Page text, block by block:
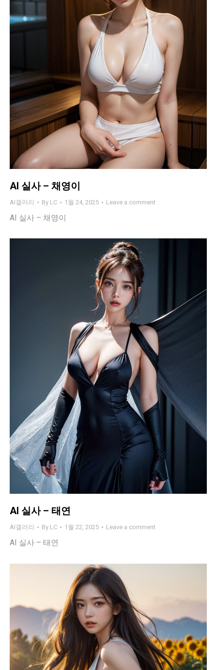
AI 실사 – 채영이
AI갤러리 By LC 1월 24, 2025 Leave a comment
AI 실사 – 채영이
AI 실사 – 태연
AI갤러리 By LC 1월 22, 2025 Leave a comment
AI 실사 – 태연